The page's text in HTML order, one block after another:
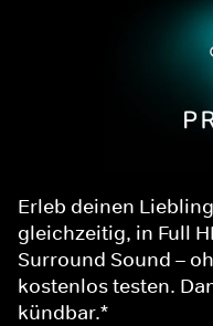
Erleb deinen
gleichzeitig, in Full
Surround Sound –
kostenlos testen.
kündbar.*